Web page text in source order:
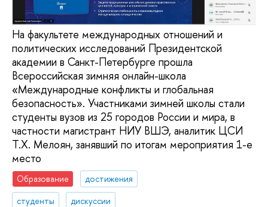
На факультете международных отношений и
политических исследований Президентской
академии в Санкт-Петербурге прошла
Всероссийская зимняя онлайн-школа
«Международные конфликты и глобальная
безопасность». Участниками зимней школы стали
студенты вузов из 25 городов России и мира, в
частности магистрант НИУ ВШЭ, аналитик ЦСИ
Т.Х. Мелоян, занявший по итогам мероприятия 1-е
место
Образование
достижения
студенты
дискуссии